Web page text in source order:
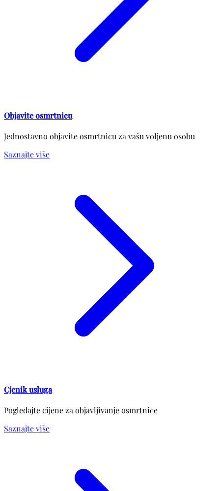
Objavite osmrtnicu
Jednostavno objavite osmrtnicu za vašu voljenu osobu
Saznajte više
Cjenik usluga
Pogledajte cijene za objavljivanje osmrtnice
Saznajte više